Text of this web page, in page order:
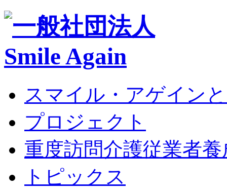
スマイル・アゲイン
プロジェクト
重度訪問介護従業者
トピックス